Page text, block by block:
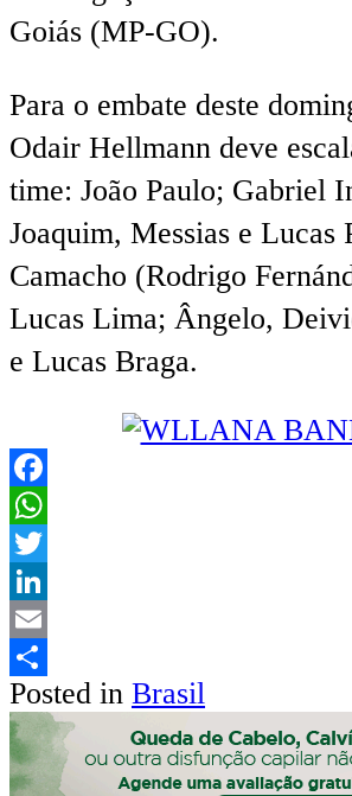
Goiás (MP-GO).
Para o embate deste
Odair Hellmann deve
time: João Paulo; Gabriel
Joaquim, Messias e Lucas
Camacho (Rodrigo
Lucas Lima; Ângelo,
e Lucas Braga.
Facebook
WhatsApp
Twitter
LinkedIn
Email
Share
Posted in Brasil